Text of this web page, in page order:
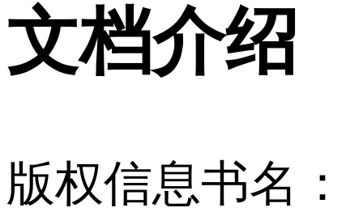
文档介绍
版权信息书名：